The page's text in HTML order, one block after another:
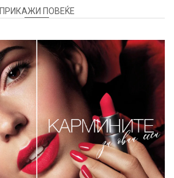
ПРИКАЖИ ПОВЕЌЕ